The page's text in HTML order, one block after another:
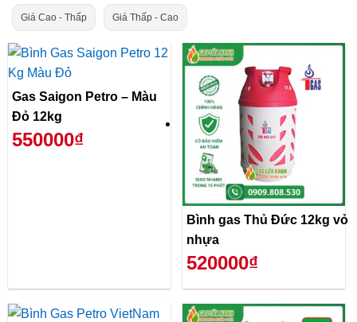
Giá Cao - Thấp Giá Thấp - Cao
Gas Saigon Petro – Màu
Đỏ 12kg
550000₫
Bình gas Thủ Đức 12kg vỏ
nhựa
520000₫